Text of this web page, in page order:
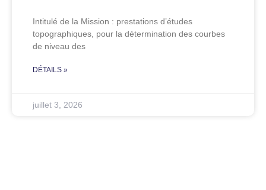
Intitulé de la Mission : prestations d’études
topographiques, pour la détermination des courbes
de niveau des
DÉTAILS »
juillet 3, 2026